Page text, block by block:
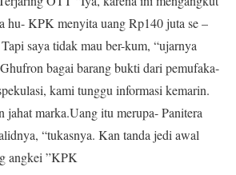
hu- KPK menyita uang Rp140 juta se –
saya tidak mau ber-kum, “ujarnya
bagai barang bukti dari pemufaka-
kami tunggu informasi kemarin.
marka.Uang itu merupa- Panitera
“tukasnya. Kan tanda jedi awal
angkei ”KPK